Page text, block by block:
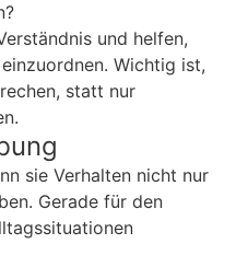
und helfen,
Wichtig ist,
statt nur
sie Verhalten nicht nur
Gerade für den